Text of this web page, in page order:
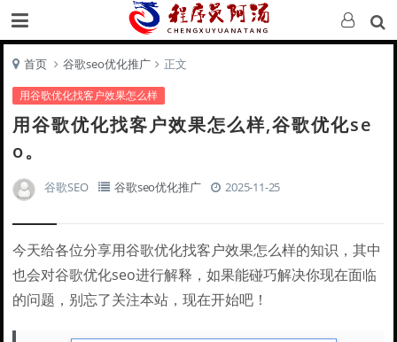
首页 谷歌seo优化推广 正文
用谷歌优化找客户效果怎么样
用谷歌优化找客户效果怎么样,谷歌优化se
o。
谷歌SEO 谷歌seo优化推广 2025-11-25
今天给各位分享用谷歌优化找客户效果怎么样的知识，其中
也会对谷歌优化seo进行解释，如果能碰巧解决你现在面临
的问题，别忘了关注本站，现在开始吧！